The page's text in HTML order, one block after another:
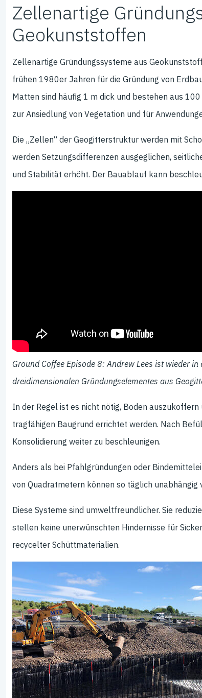
Zellenartige
Geokunststoffen
Zellenartige Gründungssysteme aus
frühen 1980er Jahren für die Gründung von
Matten sind häufig 1 m dick und bestehen aus
zur Ansiedlung von Vegetation und für
Die „Zellen“ der Geogitterstruktur werden mit
werden Setzungsdifferenzen ausgeglichen,
und Stabilität erhöht. Der Bauablauf kann
Ground Coffee Episode 8: Andrew Lees ist wieder
dreidimensionalen Gründungselementes aus
In der Regel ist es nicht nötig, Boden
tragfähigen Baugrund errichtet werden. Nach
Konsolidierung weiter zu beschleunigen.
Anders als bei Pfahlgründungen oder
von Quadratmetern können so täglich
Diese Systeme sind umweltfreundlicher. Sie
stellen keine unerwünschten Hindernisse für
recycelter Schüttmaterialien.